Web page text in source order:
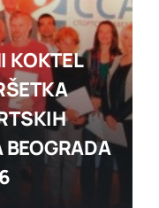
KOKTEL